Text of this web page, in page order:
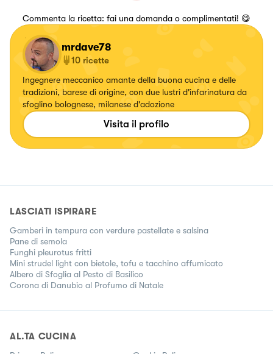
Commenta la ricetta: fai una domanda o complimentati! 😋
mrdave78
10 ricette
Ingegnere meccanico amante della buona cucina e delle
tradizioni, barese di origine, con due lustri d'infarinatura da
sfoglino bolognese, milanese d'adozione
Visita il profilo
LASCIATI ISPIRARE
Gamberi in tempura con verdure pastellate e salsina
Pane di semola
Funghi pleurotus fritti
Mini strudel light con bietole, tofu e tacchino affumicato
Albero di Sfoglia al Pesto di Basilico
Corona di Danubio al Profumo di Natale
AL.TA CUCINA